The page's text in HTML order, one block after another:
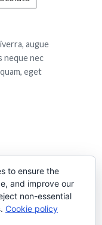
augue
neque nec
eget
to ensure the
and improve our
non-essential
Cookie policy